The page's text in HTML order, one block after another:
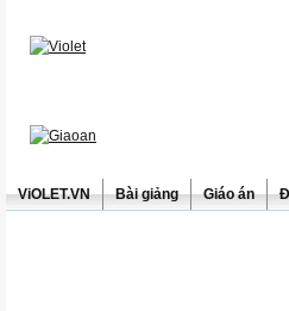
ViOLET.VN Bài giảng Giáo án